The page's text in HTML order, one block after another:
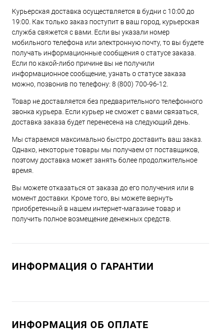
Курьерская доставка осуществляется в будни с 10:00 до
19:00. Как только заказ поступит в ваш город, курьерская
служба свяжется с вами. Если вы указали номер
мобильного телефона или электронную почту, то вы будете
получать информационные сообщения о статусе заказа.
Если по какой-либо причине вы не получили
информационное сообщение, узнать о статусе заказа
можно, позвонив по телефону: 8 (800) 700-96-12.
Товар не доставляется без предварительного телефонного
звонка курьера. Если курьер не сможет с вами связаться,
доставка заказа будет перенесена на следующий день.
Мы стараемся максимально быстро доставить ваш заказ.
Однако, некоторые товары мы получаем от поставщиков,
поэтому доставка может занять более продолжительное
время.
Вы можете отказаться от заказа до его получения или в
момент доставки. Кроме того, вы можете вернуть
приобретенный в нашем интернет-магазине товар и
получить полное возмещение денежных средств.
ИНФОРМАЦИЯ О ГАРАНТИИ
ИНФОРМАЦИЯ ОБ ОПЛАТЕ